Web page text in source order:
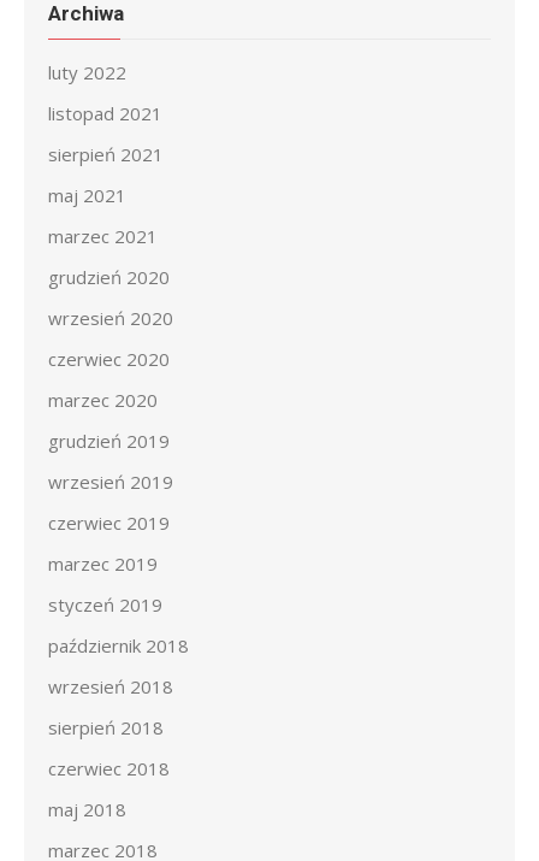
Archiwa
luty 2022
listopad 2021
sierpień 2021
maj 2021
marzec 2021
grudzień 2020
wrzesień 2020
czerwiec 2020
marzec 2020
grudzień 2019
wrzesień 2019
czerwiec 2019
marzec 2019
styczeń 2019
październik 2018
wrzesień 2018
sierpień 2018
czerwiec 2018
maj 2018
marzec 2018